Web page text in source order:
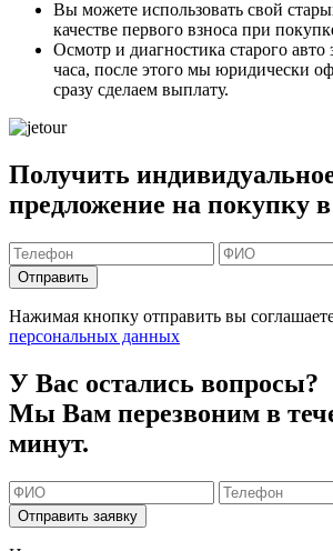
Вы можете использовать свой
качестве первого взноса при
Осмотр и диагностика старого авто
часа, после этого мы юридически
сразу сделаем выплату.
Получить
предложение на покупку
Отправить
Нажимая кнопку отправить вы
персональных данных
У Вас остались вопросы?
Мы Вам перезвоним в
минут.
Отправить заявку